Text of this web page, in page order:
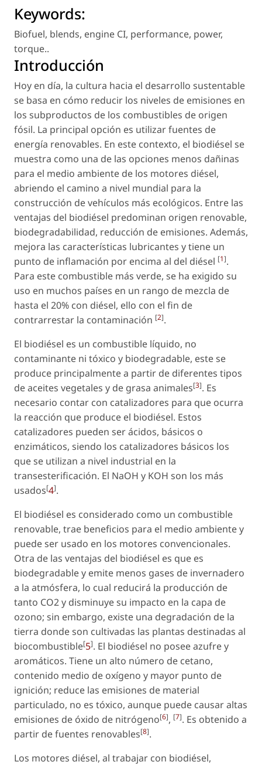
Keywords:
Biofuel, blends, engine CI, performance, power,
torque..
Introducción
Hoy en día, la cultura hacia el desarrollo sustentable
se basa en cómo reducir los niveles de emisiones en
los subproductos de los combustibles de origen
fósil. La principal opción es utilizar fuentes de
energía renovables. En este contexto, el biodiésel se
muestra como una de las opciones menos dañinas
para el medio ambiente de los motores diésel,
abriendo el camino a nivel mundial para la
construcción de vehículos más ecológicos. Entre las
ventajas del biodiésel predominan origen renovable,
biodegradabilidad, reducción de emisiones. Además,
mejora las características lubricantes y tiene un
punto de inflamación por encima al del diésel [1].
Para este combustible más verde, se ha exigido su
uso en muchos países en un rango de mezcla de
hasta el 20% con diésel, ello con el fin de
contrarrestar la contaminación [2].
El biodiésel es un combustible líquido, no
contaminante ni tóxico y biodegradable, este se
produce principalmente a partir de diferentes tipos
de aceites vegetales y de grasa animales[3]. Es
necesario contar con catalizadores para que ocurra
la reacción que produce el biodiésel. Estos
catalizadores pueden ser ácidos, básicos o
enzimáticos, siendo los catalizadores básicos los
que se utilizan a nivel industrial en la
transesterificación. El NaOH y KOH son los más
usados[4].
El biodiésel es considerado como un combustible
renovable, trae beneficios para el medio ambiente y
puede ser usado en los motores convencionales.
Otra de las ventajas del biodiésel es que es
biodegradable y emite menos gases de invernadero
a la atmósfera, lo cual reducirá la producción de
tanto CO2 y disminuye su impacto en la capa de
ozono; sin embargo, existe una degradación de la
tierra donde son cultivadas las plantas destinadas al
biocombustible[5]. El biodiésel no posee azufre y
aromáticos. Tiene un alto número de cetano,
contenido medio de oxígeno y mayor punto de
ignición; reduce las emisiones de material
particulado, no es tóxico, aunque puede causar altas
emisiones de óxido de nitrógeno[6], [7]. Es obtenido a
partir de fuentes renovables[8].
Los motores diésel, al trabajar con biodiésel,